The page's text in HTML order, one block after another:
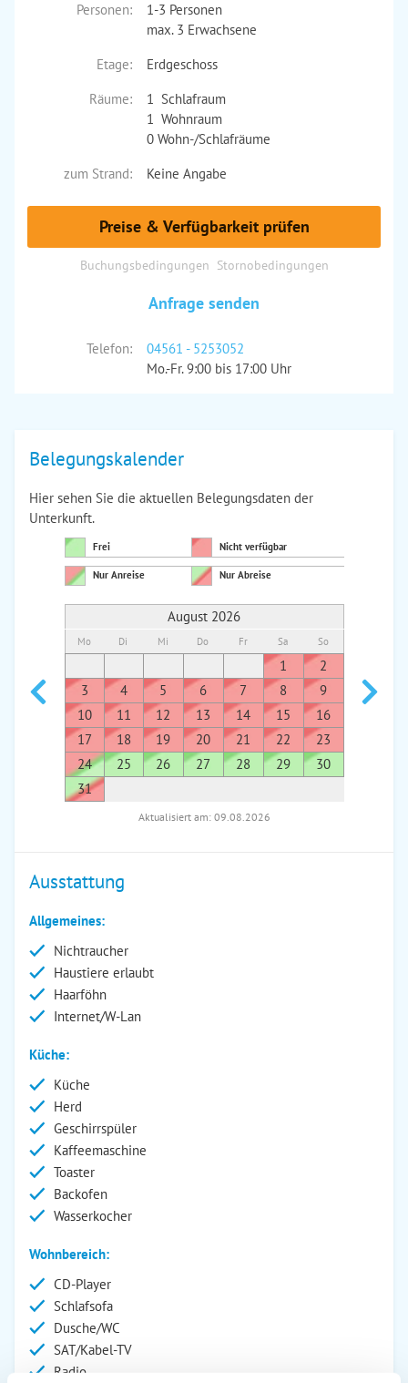
Personen:
1-3 Personen
max. 3 Erwachsene
Etage:
Erdgeschoss
Räume:
1 Schlafraum
1 Wohnraum
0 Wohn-/Schlafräume
zum Strand:
Keine Angabe
Preise & Verfügbarkeit prüfen
Buchungsbedingungen Stornobedingungen
Anfrage senden
Telefon:
04561 - 5253052
Mo.-Fr. 9:00 bis 17:00 Uhr
Belegungskalender
Hier sehen Sie die aktuellen Belegungsdaten der
Unterkunft.
Frei Nicht verfügbar
Nur Anreise Nur Abreise
August 2026
Mo Di Mi Do Fr Sa So
1
2
3
4 5 6 7 8
9
10
11 12 13 14 15
16
17
18 19 20 21 22
23
24
25 26 27 28 29
30
31
7
Aktualisiert am: 09.08.2026
Ausstattung
Allgemeines:
Nichtraucher
Haustiere erlaubt
Haarföhn
Internet/W-Lan
Küche:
Küche
Herd
Geschirrspüler
Kaffeemaschine
Toaster
Backofen
Wasserkocher
Wohnbereich:
CD-Player
Schlafsofa
Dusche/WC
SAT/Kabel-TV
Radio